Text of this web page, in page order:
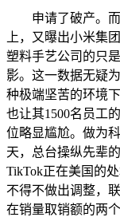
申请了破产。而
上，又曝出小米集
塑料手艺公司的只
影。这一数据无疑
种极端坚苦的环境
也让其1500名员工
位略显尴尬。做为
天，总台操纵先辈
TikTok正在美国的
不得不做出调整，
在销量取销额的两